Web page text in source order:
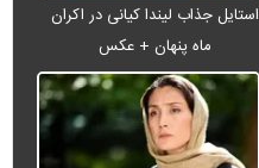
استایل جذاب لیندا کیانی در اکران
ماه پنهان + عکس